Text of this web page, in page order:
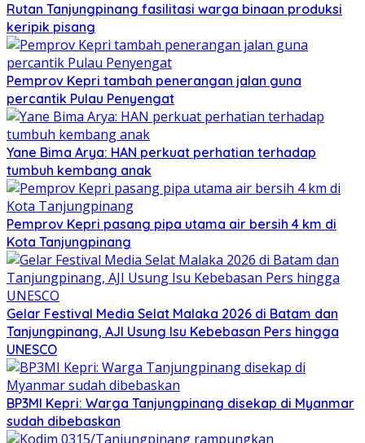
Rutan Tanjungpinang fasilitasi warga binaan produksi
keripik pisang
Pemprov Kepri tambah penerangan jalan guna
percantik Pulau Penyengat
Yane Bima Arya: HAN perkuat perhatian terhadap
tumbuh kembang anak
Pemprov Kepri pasang pipa utama air bersih 4 km di
Kota Tanjungpinang
Gelar Festival Media Selat Malaka 2026 di Batam dan
Tanjungpinang, AJI Usung Isu Kebebasan Pers hingga
UNESCO
BP3MI Kepri: Warga Tanjungpinang disekap di Myanmar
sudah dibebaskan